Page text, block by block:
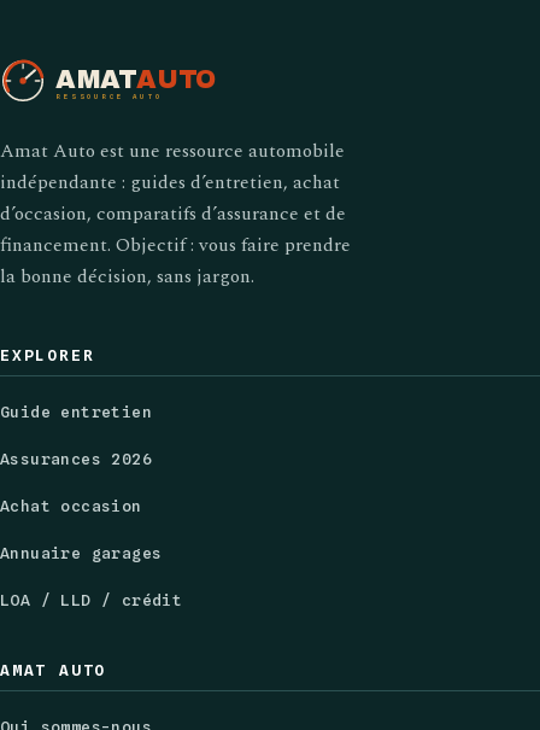
AMATAUTO
RESSOURCE AUTO
Amat Auto est une ressource automobile
indépendante : guides d’entretien, achat
d’occasion, comparatifs d’assurance et de
financement. Objectif : vous faire prendre
la bonne décision, sans jargon.
EXPLORER
Guide entretien
Assurances 2026
Achat occasion
Annuaire garages
LOA / LLD / crédit
AMAT AUTO